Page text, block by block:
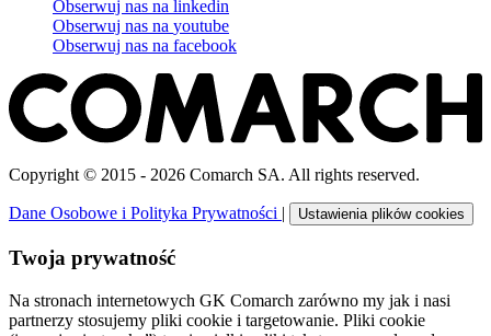
Obserwuj nas na linkedin
Obserwuj nas na youtube
Obserwuj nas na facebook
Copyright © 2015 - 2026 Comarch SA. All rights reserved.
Dane Osobowe i Polityka Prywatności | Ustawienia plików cookies
Twoja prywatność
Na stronach internetowych GK Comarch zarówno my jak i nasi
partnerzy stosujemy pliki cookie i targetowanie. Pliki cookie